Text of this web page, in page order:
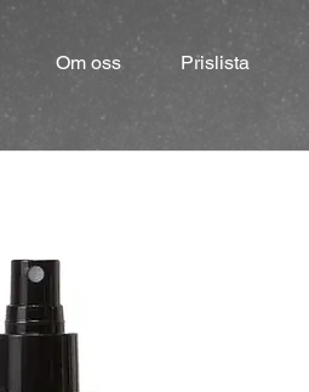
Om oss Prislista